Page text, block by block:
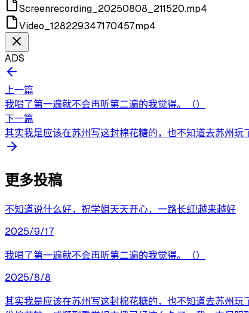
Screenrecording_20250808_211520.mp4
Video_128229347170457.mp4
ADS
上一篇
我唱了第一遍就不会再听第二遍的我觉得。（）
下一篇
其实我是应该在苏州写这封棉花糖的，也不知道去苏州
更多投稿
不知道说什么好，祝学姐天天开心，一路长虹!越来越好
2025/9/17
我唱了第一遍就不会再听第二遍的我觉得。（）
2025/8/8
其实我是应该在苏州写这封棉花糖的，也不知道去苏州